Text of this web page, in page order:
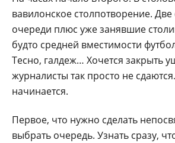
вавилонское столпотворение.
очереди плюс уже занявшие
будто средней вместимости
Тесно, галдеж… Хочется закрыть
журналисты так просто не
начинается.
Первое, что нужно сделать
выбрать очередь. Узнать сразу,